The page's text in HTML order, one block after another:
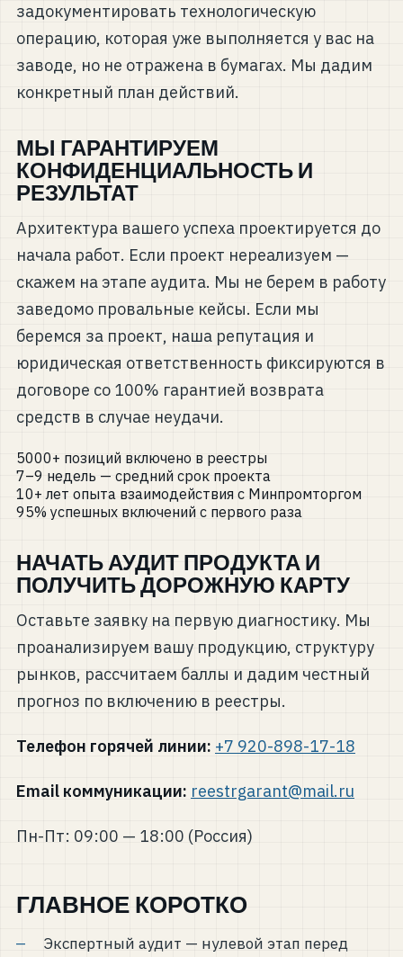
задокументировать технологическую
операцию, которая уже выполняется у вас на
заводе, но не отражена в бумагах. Мы дадим
конкретный план действий.
МЫ ГАРАНТИРУЕМ
КОНФИДЕНЦИАЛЬНОСТЬ И
РЕЗУЛЬТАТ
Архитектура вашего успеха проектируется до
начала работ. Если проект нереализуем —
скажем на этапе аудита. Мы не берем в работу
заведомо провальные кейсы. Если мы
беремся за проект, наша репутация и
юридическая ответственность фиксируются в
договоре со 100% гарантией возврата
средств в случае неудачи.
5000+ позиций включено в реестры
7–9 недель — средний срок проекта
10+ лет опыта взаимодействия с Минпромторгом
95% успешных включений с первого раза
НАЧАТЬ АУДИТ ПРОДУКТА И
ПОЛУЧИТЬ ДОРОЖНУЮ КАРТУ
Оставьте заявку на первую диагностику. Мы
проанализируем вашу продукцию, структуру
рынков, рассчитаем баллы и дадим честный
прогноз по включению в реестры.
Телефон горячей линии: +7 920-898-17-18
Email коммуникации: reestrgarant@mail.ru
Пн-Пт: 09:00 — 18:00 (Россия)
ГЛАВНОЕ КОРОТКО
Экспертный аудит — нулевой этап перед